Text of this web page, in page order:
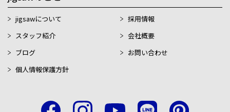
jigsawについて
採用情報
スタッフ紹介
会社概要
ブログ
お問い合わせ
個人情報保護方針